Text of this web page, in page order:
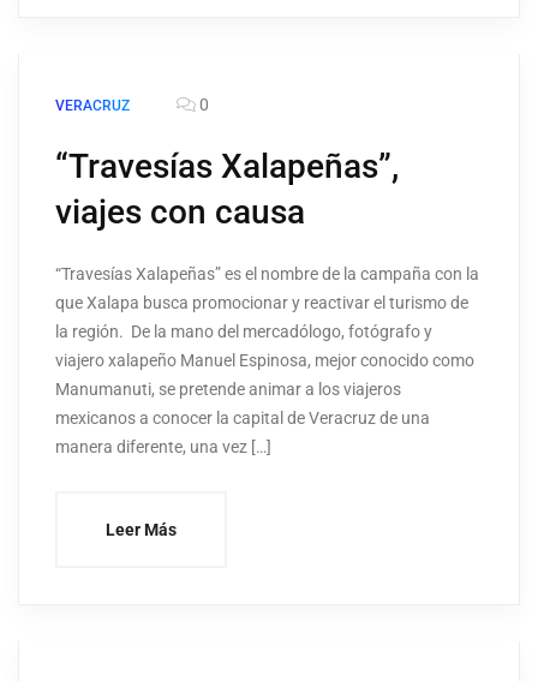
VERACRUZ 0
“Travesías Xalapeñas”,
viajes con causa
“Travesías Xalapeñas” es el nombre de la campaña con la
que Xalapa busca promocionar y reactivar el turismo de
la región. De la mano del mercadólogo, fotógrafo y
viajero xalapeño Manuel Espinosa, mejor conocido como
Manumanuti, se pretende animar a los viajeros
mexicanos a conocer la capital de Veracruz de una
manera diferente, una vez […]
Leer Más